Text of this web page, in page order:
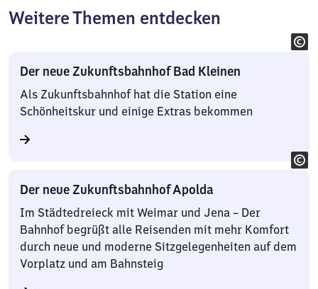
Weitere Themen entdecken
Der neue Zukunftsbahnhof Bad Kleinen
Als Zukunftsbahnhof hat die Station eine
Schönheitskur und einige Extras bekommen
Der neue Zukunftsbahnhof Apolda
Im Städtedreieck mit Weimar und Jena – Der
Bahnhof begrüßt alle Reisenden mit mehr Komfort
durch neue und moderne Sitzgelegenheiten auf dem
Vorplatz und am Bahnsteig